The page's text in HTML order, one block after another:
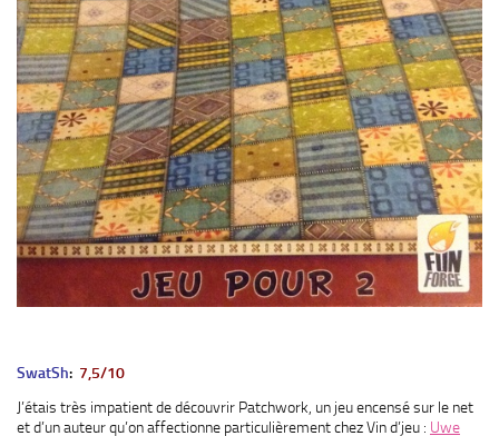
SwatSh: 7,5/10
J’étais très impatient de découvrir Patchwork, un jeu encensé sur le net
et d’un auteur qu’on affectionne particulièrement chez Vin d’jeu : Uwe